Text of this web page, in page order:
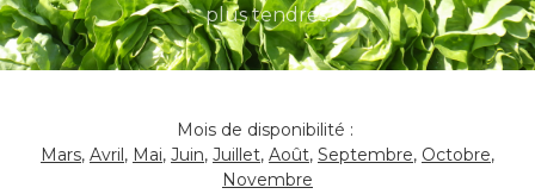
plus tendres.
Mois de disponibilité :
Mars, Avril, Mai, Juin, Juillet, Août, Septembre, Octobre,
Novembre